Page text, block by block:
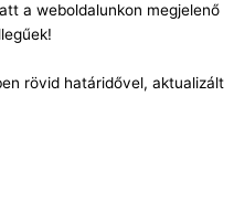
a weboldalunkon megjelenő
rövid határidővel, aktualizált